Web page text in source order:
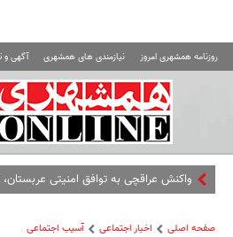
روزنامه همشهری امروز نیازمندی های همشهری آگهی و
واکنش عراقچی به توافق امنیتی عربستان،
صفحه اصلی اخبار اجتماعی آسیب اجتماعی